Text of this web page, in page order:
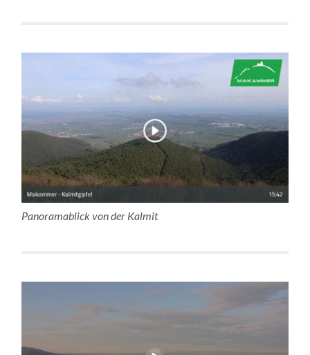
Panoramablick von der Kalmit